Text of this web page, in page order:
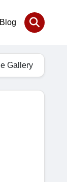
Blog